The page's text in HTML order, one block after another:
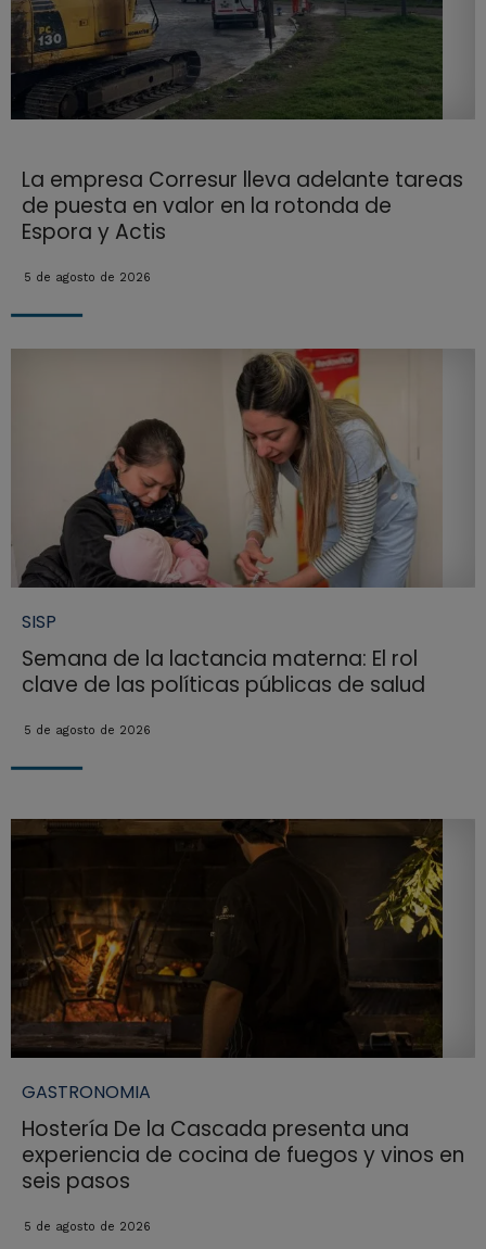
La empresa Corresur lleva adelante tareas
de puesta en valor en la rotonda de
Espora y Actis
5 de agosto de 2026
SISP
Semana de la lactancia materna: El rol
clave de las políticas públicas de salud
5 de agosto de 2026
GASTRONOMIA
Hostería De la Cascada presenta una
experiencia de cocina de fuegos y vinos en
seis pasos
5 de agosto de 2026